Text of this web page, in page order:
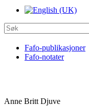
Fafo-publikasjoner
Fafo-notater
Anne Britt Djuve